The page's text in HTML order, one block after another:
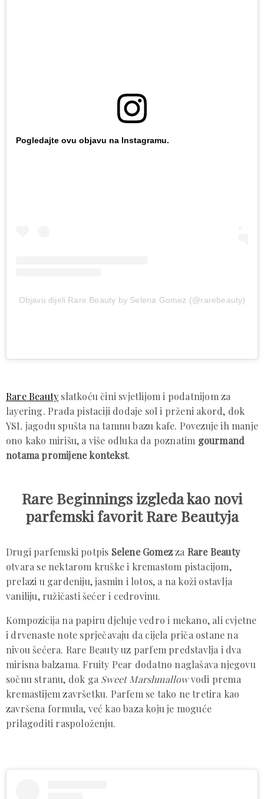
Pogledajte ovu objavu na Instagramu.
Objavu dijeli Rare Beauty by Selena Gomez (@rarebeauty)
Rare Beauty slatkoću čini svjetlijom i podatnijom za
layering. Prada pistaciji dodaje sol i prženi akord, dok
YSL jagodu spušta na tamnu bazu kafe. Povezuje ih manje
ono kako mirišu, a više odluka da poznatim gourmand
notama promijene kontekst.
Rare Beginnings izgleda kao novi
parfemski favorit Rare Beautyja
Drugi parfemski potpis Selene Gomezza Rare Beauty
otvara se nektarom kruške i kremastom pistacijom,
prelazi u gardeniju, jasmin i lotos, a na koži ostavlja
vaniliju, ružičasti šećer i cedrovinu.
Kompozicija na papiru djeluje vedro i mekano, ali cvjetne
i drvenaste note sprječavaju da cijela priča ostane na
nivou šećera. Rare Beauty uz parfem predstavlja i dva
mirisna balzama. Fruity Pear dodatno naglašava njegovu
sočnu stranu, dok ga Sweet Marshmallowvodi prema
kremastijem završetku. Parfem se tako ne tretira kao
završena formula, već kao baza koju je moguće
prilagoditi raspoloženju.